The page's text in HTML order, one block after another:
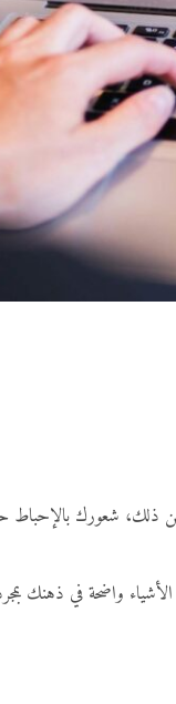
ذلك، شعورك
واضحة في ذهنك بمجرد